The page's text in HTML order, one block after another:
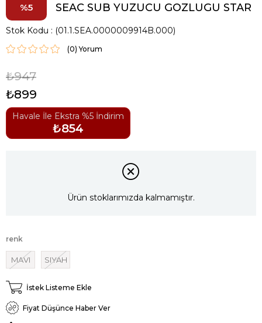
5 SEAC SUB YUZUCU GOZLUGU STAR
Stok Kodu (01.1.SEA.0000009914B.000)
(0)
₺947
₺899
Havale İle Ekstra %5 İndirim
₺854
Ürün stoklarımızda kalmamıştır.
renk
MAVI SIYAH
İstek Listeme Ekle
Fiyat Düşünce Haber Ver